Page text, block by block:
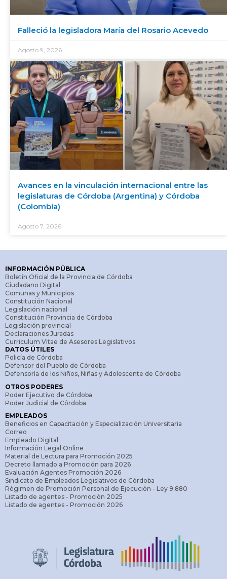
Falleció la legisladora María del Rosario Acevedo
Agosto 9, 2026
Avances en la vinculación internacional entre las
legislaturas de Córdoba (Argentina) y Córdoba
(Colombia)
Agosto 7, 2026
INFORMACIÓN PÚBLICA
Boletín Oficial de la Provincia de Córdoba
Ciudadano Digital
Comunas y Municipios
Constitución Nacional
Legislación nacional
Constitución Provincia de Córdoba
Legislación provincial
Declaraciones Juradas
Curriculum Vitae de Asesores Legislativos
DATOS ÚTILES
Policía de Córdoba
Defensor del Pueblo de Córdoba
Defensoría de los Niños, Niñas y Adolescente de Córdoba
OTROS PODERES
Poder Ejecutivo de Córdoba
Poder Judicial de Córdoba
EMPLEADOS
Beneficios en Capacitación y Especialización Universitaria
Correo
Empleado Digital
Información Legal Online
Material de Lectura para Promoción 2025
Decreto llamado a Promoción para 2026
Evaluación Agentes Promoción 2026
Sindicato de Empleados Legislativos de Córdoba
Régimen de Promoción Personal de Ejecución - Ley 9.880
Listado de agentes - Promoción 2025
Listado de agentes - Promoción 2026